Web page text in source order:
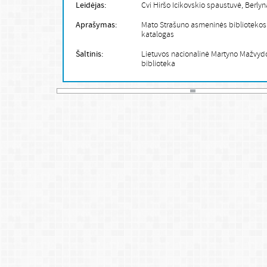
Leidėjas: Cvi Hiršo Icikovskio spaustuvė,
Aprašymas:
Mato Strašuno asmeninės bibliotekos
katalogas
Šaltinis:
Lietuvos nacionalinė Martyno
biblioteka